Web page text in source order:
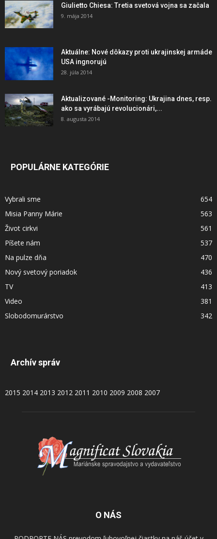
Giulietto Chiesa: Tretia svetová vojna sa začala
9. mája 2014
Aktuálne: Nové dôkazy proti ukrajinskej armáde
USA ingnorujú
28. júla 2014
Aktualizované -Monitoring: Ukrajina dnes, resp.
ako sa vyrábajú revolucionári,...
8. augusta 2014
POPULÁRNE KATEGÓRIE
Vybrali sme
654
Misia Panny Márie
563
Život cirkvi
561
Píšete nám
537
Na pulze dňa
470
Nový svetový poriadok
436
TV
413
Video
381
Slobodomurárstvo
342
Archív správ
2015 2014 2013 2012 2011 2010 2009 2008 2007
O NÁS